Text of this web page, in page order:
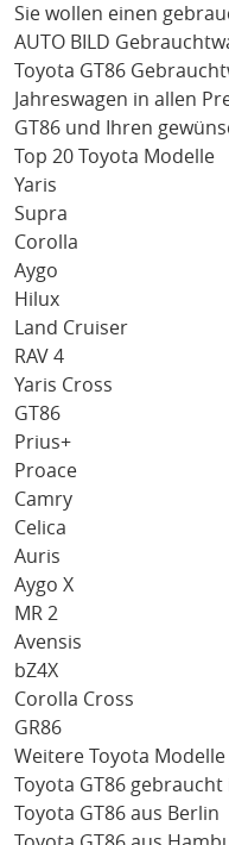
Sie wollen einen
AUTO BILD
Toyota GT86
Jahreswagen in allen
GT86 und Ihren
Top 20 Toyota Modelle
Yaris
Supra
Corolla
Aygo
Hilux
Land Cruiser
RAV 4
Yaris Cross
GT86
Prius+
Proace
Camry
Celica
Auris
Aygo X
MR 2
Avensis
bZ4X
Corolla Cross
GR86
Weitere Toyota Modelle
Toyota GT86
Toyota GT86 aus Berlin